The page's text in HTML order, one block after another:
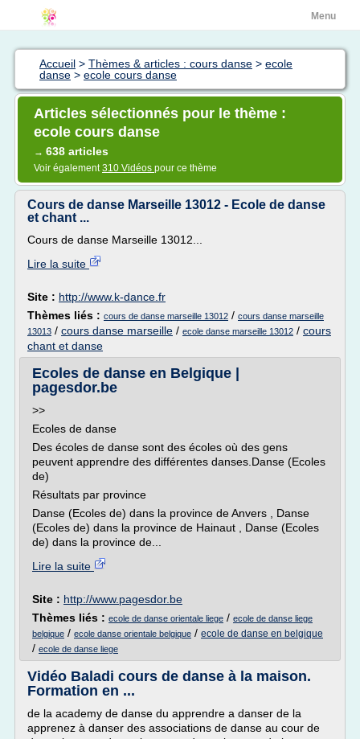
Menu
Accueil > Thèmes & articles : cours danse > ecole
danse > ecole cours danse
Articles sélectionnés pour le thème :
ecole cours danse
→ 638 articles
Voir également310 Vidéos pour ce thème
Cours de danse Marseille 13012 - Ecole de danse
et chant ...
Cours de danse Marseille 13012...
Lire la suite
Site : http://www.k-dance.fr
Thèmes liés : cours de danse marseille 13012 / cours danse marseille
13013 / cours danse marseille / ecole danse marseille 13012 / cours
chant et danse
Ecoles de danse en Belgique |
pagesdor.be
>>
Ecoles de danse
Des écoles de danse sont des écoles où des gens
peuvent apprendre des différentes danses.Danse (Ecoles
de)
Résultats par province
Danse (Ecoles de) dans la province de Anvers , Danse
(Ecoles de) dans la province de Hainaut , Danse (Ecoles
de) dans la province de...
Lire la suite
Site : http://www.pagesdor.be
Thèmes liés : ecole de danse orientale liege / ecole de danse liege
belgique / ecole danse orientale belgique / ecole de danse en belgique
/ ecole de danse liege
Vidéo Baladi cours de danse à la maison.
Formation en ...
de la academy de danse du apprendre a danser de la
apprenez à danser des associations de danse au cour de